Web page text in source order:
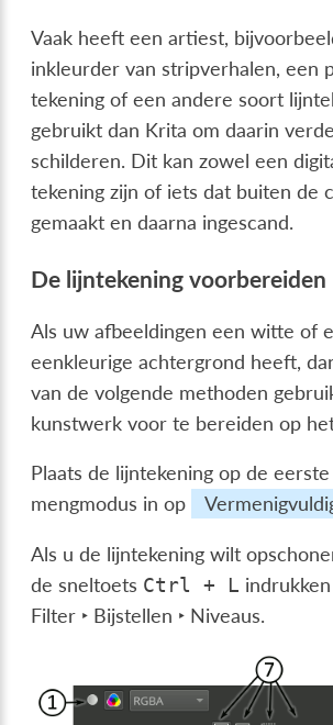
Vaak heeft een artiest,
inkleurder van stripverhalen, een
tekening of een andere soort
gebruikt dan Krita om daarin
schilderen. Dit kan zowel een
tekening zijn of iets dat buiten de
gemaakt en daarna ingescand.
De lijntekening voorbereiden
Als uw afbeeldingen een witte of
eenkleurige achtergrond heeft,
van de volgende methoden
kunstwerk voor te bereiden op
Plaats de lijntekening op de
mengmodus in op
Als u de lijntekening wilt
de sneltoets Ctrl + L
Filter ‣ Bijstellen ‣ Niveaus.